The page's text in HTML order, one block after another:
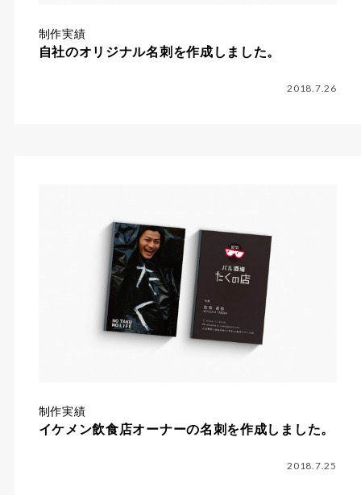
制作実績
自社のオリジナル名刺を作成しました。
2018.7.26
制作実績
イケメン飲食店オーナーの名刺を作成しました。
2018.7.25